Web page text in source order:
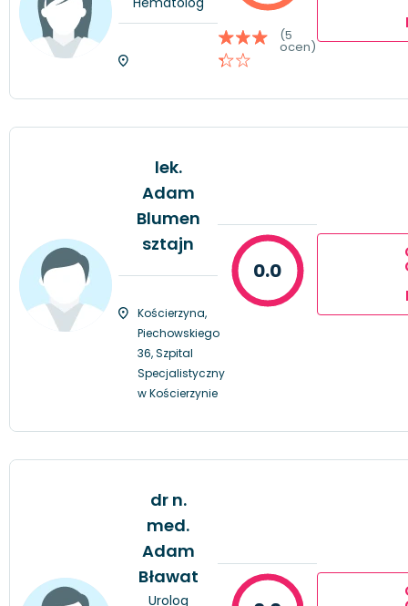
(5
ocen)
lek.
Adam
Blumen
sztajn
Kościerzyna,
Piechowskiego
36, Szpital
Specjalistyczny
w Kościerzynie
0.0
dr n.
med.
Adam
Bławat
Urolog